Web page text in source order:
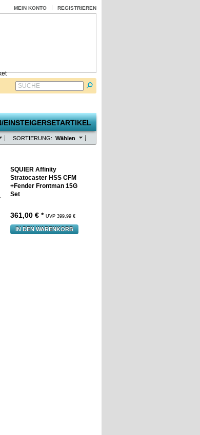
MEIN KONTO REGISTRIEREN
SUCHE
SORTIERUNG: Wählen
SQUIER Affinity
Stratocaster HSS CFM
+Fender Frontman 15G
Set
361,00 € * UVP 399,99 €
IN DEN WARENKORB